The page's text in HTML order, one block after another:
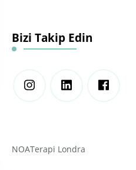
Bizi Takip Edin
NOATerapi Londra